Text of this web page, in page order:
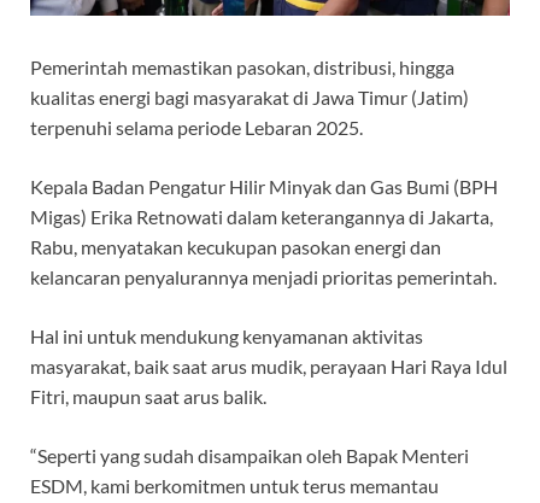
Pemerintah memastikan pasokan, distribusi, hingga
kualitas energi bagi masyarakat di Jawa Timur (Jatim)
terpenuhi selama periode Lebaran 2025.
Kepala Badan Pengatur Hilir Minyak dan Gas Bumi (BPH
Migas) Erika Retnowati dalam keterangannya di Jakarta,
Rabu, menyatakan kecukupan pasokan energi dan
kelancaran penyalurannya menjadi prioritas pemerintah.
Hal ini untuk mendukung kenyamanan aktivitas
masyarakat, baik saat arus mudik, perayaan Hari Raya Idul
Fitri, maupun saat arus balik.
“Seperti yang sudah disampaikan oleh Bapak Menteri
ESDM, kami berkomitmen untuk terus memantau